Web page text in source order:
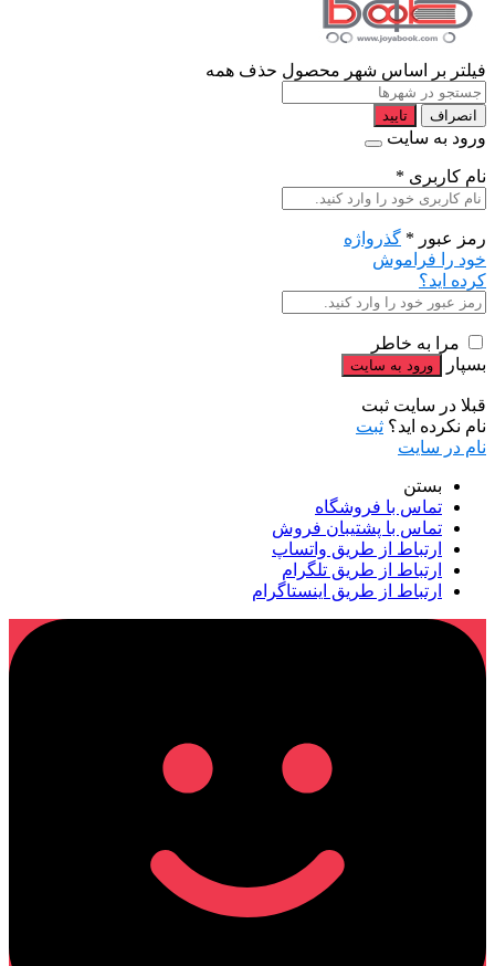
فیلتر بر اساس شهر محصول حذف همه
انصراف تایید
ورود به سایت
نام کاربری *
رمز عبور * گذرواژه
خود را فراموش
کرده اید؟
مرا به خاطر
بسپار
قبلا در سایت ثبت
نام نکرده اید؟ ثبت
نام در سایت
بستن
تماس با فروشگاه
تماس با پشتیبان فروش
ارتباط از طریق واتساپ
ارتباط از طریق تلگرام
ارتباط از طریق اینستاگرام